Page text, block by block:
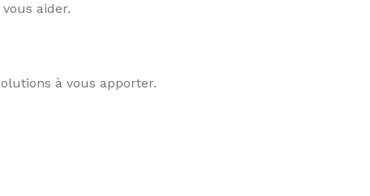
aider.
à vous apporter.